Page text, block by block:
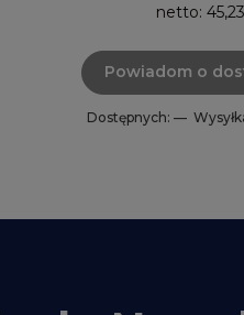
netto:
Powiadom o
Dostępnych: —